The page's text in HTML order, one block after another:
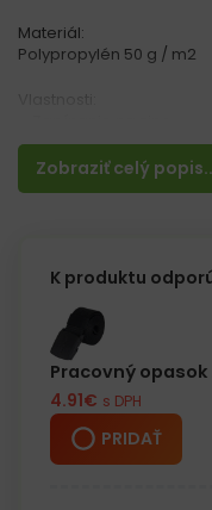
Zobraziť celý
Materiál:
Polypropylén 50 g / m2
– Rukávy zakončené
– Chráni proti
– Dlhé rukávy
– Ideálna pre
– Používa sa pre prácu
K produktu
Pracovný opasok
4.91€ s DPH
PRIDAŤ